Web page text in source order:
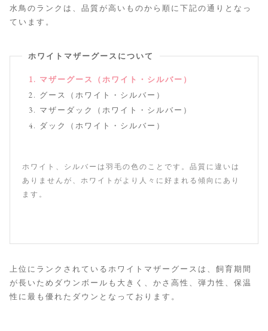
水鳥のランクは、品質が高いものから順に下記の通りとなっ
ています。
ホワイトマザーグースについて
マザーグース（ホワイト・シルバー）
グース（ホワイト・シルバー）
マザーダック（ホワイト・シルバー）
ダック（ホワイト・シルバー）
ホワイト、シルバーは羽毛の色のことです。品質に違いは
ありませんが、ホワイトがより人々に好まれる傾向にあり
ます。
上位にランクされているホワイトマザーグースは、飼育期間
が長いためダウンボールも大きく、かさ高性、弾力性、保温
性に最も優れたダウンとなっております。